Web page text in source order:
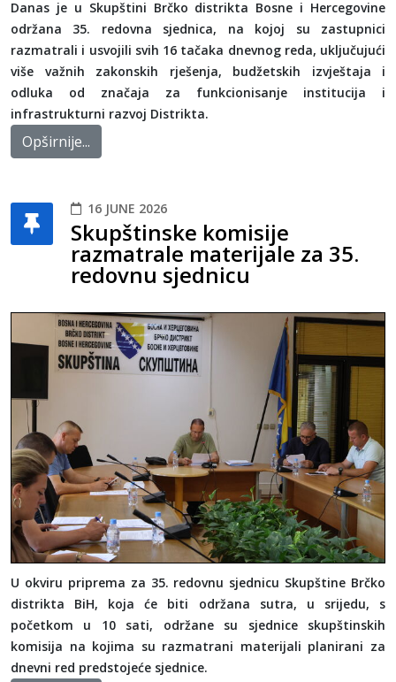
Danas je u Skupštini Brčko distrikta Bosne i Hercegovine
održana 35. redovna sjednica, na kojoj su zastupnici
razmatrali i usvojili svih 16 tačaka dnevnog reda, uključujući
više važnih zakonskih rješenja, budžetskih izvještaja i
odluka od značaja za funkcionisanje institucija i
infrastrukturni razvoj Distrikta.
Opširnije...
16 JUNE 2026
Skupštinske komisije
razmatrale materijale za 35.
redovnu sjednicu
U okviru priprema za 35. redovnu sjednicu Skupštine Brčko
distrikta BiH, koja će biti održana sutra, u srijedu, s
početkom u 10 sati, održane su sjednice skupštinskih
komisija na kojima su razmatrani materijali planirani za
dnevni red predstojeće sjednice.